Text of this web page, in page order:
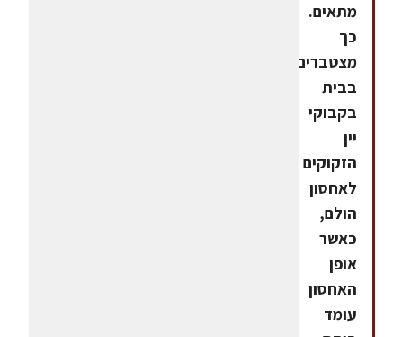
מתאים.
כך
מצטברים
בבית
בקבוקי
יין
הזקוקים
לאחסון
הולם,
כאשר
אופן
האחסון
עומד